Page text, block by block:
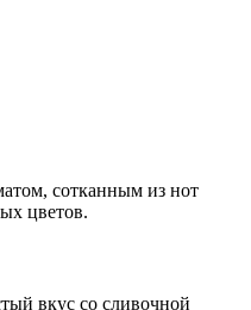
сотканным из нот
цветов.
вкус со сливочной